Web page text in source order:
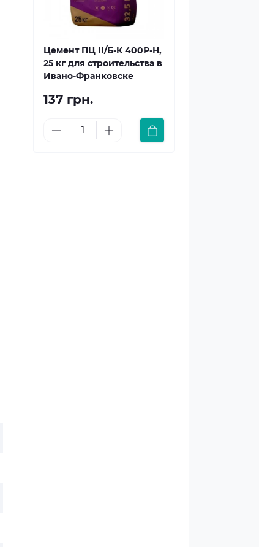
Цемент ПЦ II/Б-К 400Р-Н,
25 кг для строительства в
Ивано-Франковске
137 грн.